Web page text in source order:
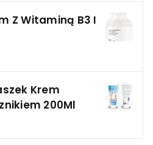
Z Witaminą B3 I
Krem
200Ml